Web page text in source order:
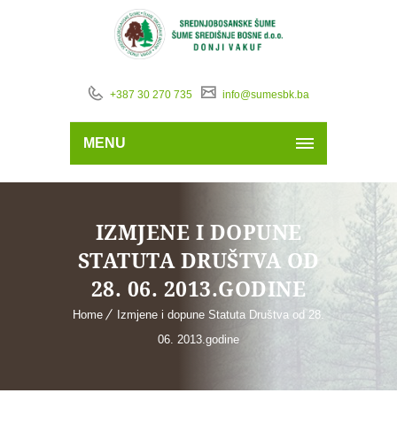
+387 30 270 735 info@sumesbk.ba
MENU
IZMJENE I DOPUNE
STATUTA DRUŠTVA OD
28. 06. 2013.GODINE
Home
Izmjene i dopune Statuta Društva od 28.
06. 2013.godine